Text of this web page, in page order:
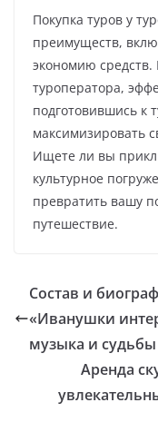
Покупка туров у
преимуществ,
экономию
туроператора,
подготовившись к
максимизировать
Ищете ли вы
культурное
превратить вашу
путешествие.
Состав и
«Иванушки
музыка и судьбы
Аренда